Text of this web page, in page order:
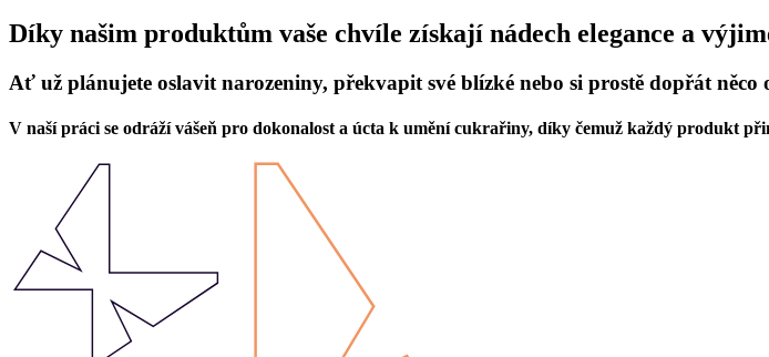
Díky našim produktům vaše chvíle získají nádech elegance a
Ať už plánujete oslavit narozeniny, překvapit své blízké nebo si prostě dopřát něco
V naší práci se odráží vášeň pro dokonalost a úcta k umění cukrařiny, díky čemuž každý produkt